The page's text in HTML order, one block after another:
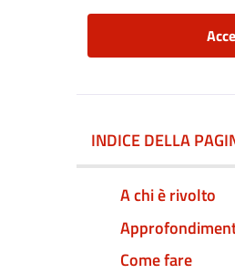
INDICE DELLA
A chi è rivolto
Come fare